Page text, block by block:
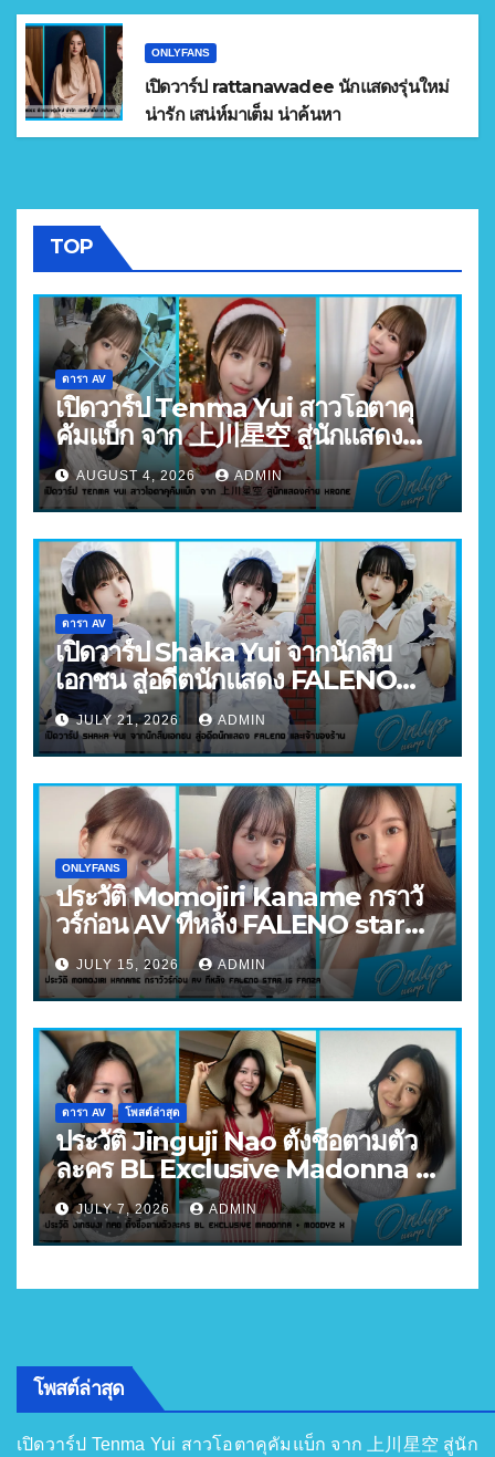
ONLYFANS
เปิดวาร์ป rattanawadee นักแสดงรุ่นใหม่
น่ารัก เสน่ห์มาเต็ม น่าค้นหา
TOP
ดารา AV
เปิดวาร์ป Tenma Yui สาวโอตาคุ
คัมแบ็ก จาก 上川星空 สู่นักแสดง
ค่าย Krone
AUGUST 4, 2026 ADMIN
ดารา AV
เปิดวาร์ป Shaka Yui จากนักสืบ
เอกชน สู่อดีตนักแสดง FALENO
และเจ้าของร้าน
JULY 21, 2026 ADMIN
ONLYFANS
ประวัติ Momojiri Kaname กราวั
วร์ก่อน AV ทีหลัง FALENO star
FANZA อันดับ 3
JULY 15, 2026 ADMIN
ดารา AV โพสต์ล่าสุด
ประวัติ Jinguji Nao ตั้งชื่อตามตัว
ละคร BL Exclusive Madonna +
MOODYZ X
JULY 7, 2026 ADMIN
โพสต์ล่าสุด
เปิดวาร์ป Tenma Yui สาวโอตาคุคัมแบ็ก จาก 上川星空 สู่นัก